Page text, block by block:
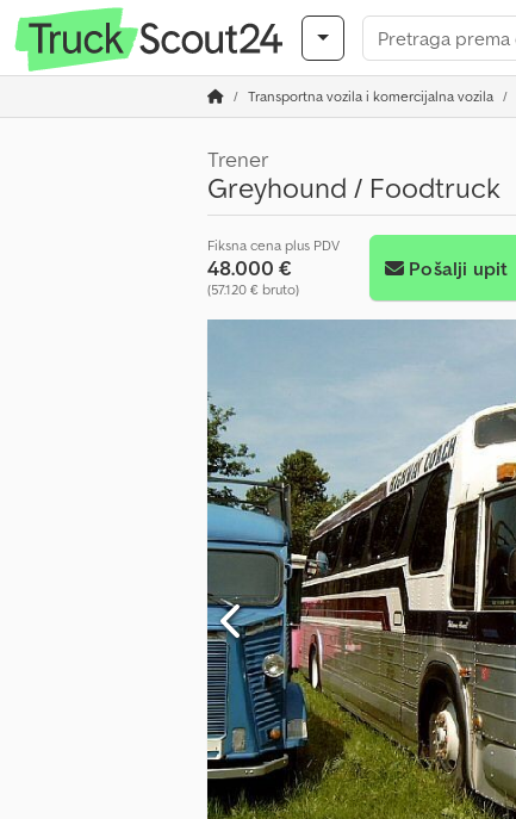
Transportna vozila i komercijalna vozila
Trener
Greyhound / Foodtruck
Fiksna cena plus PDV
48.000 €
(57.120 € bruto)
Pošalji upit